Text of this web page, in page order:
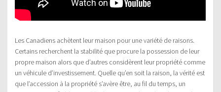
Les Canadiens achètent leur maison pour une variété de raisons.
Certains recherchent la stabilité que procure la possession de leur
propre maison alors que d’autres considèrent leur propriété comme
un véhicule d’investissement. Quelle qu’en soit la raison, la vérité est
que l’accession à la propriété s’avère être, au fil du temps, un